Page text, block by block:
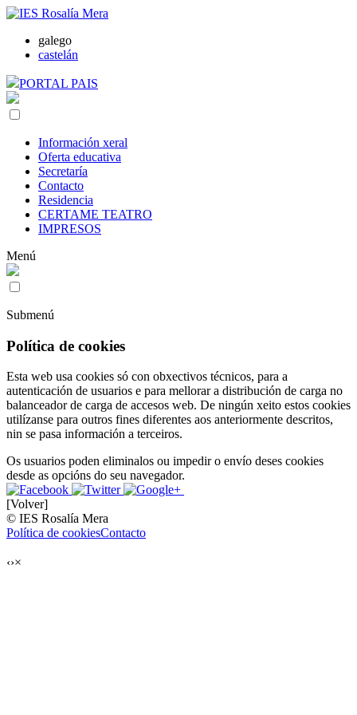
galego
castelán
PORTAL PAIS
Información xeral
Oferta educativa
Secretaría
Contacto
Residencia
CERTAME TEATRO
IMPRESOS
Menú
Submenú
Política de cookies
Esta web usa cookies só con obxectivos técnicos, para a
autenticación de usuarios e para mellorar a distribución de carga no
balanceador de carga de accesos web. De ningún xeito estos cookies
utilízanse para outros fines diferentes aos anteriormente descritos,
nin se pasa información a terceiros.
Os usuarios poden eliminalos ou impedir o envío deses cookies
desde as opcións do seu navegador.
[Volver]
© IES Rosalía Mera
Política de cookiesContacto
‹›×